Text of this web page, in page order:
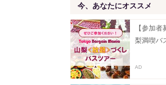
今、あなたにオススメ
【参加
梨満喫バ